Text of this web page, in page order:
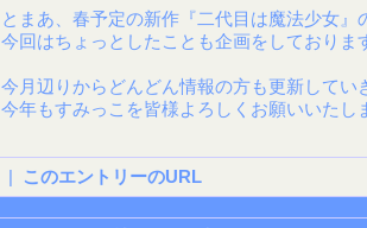
とまあ、春予定の新作『二代目は魔法少女』
今回はちょっとしたことも企画をしておりま
今月辺りからどんどん情報の方も更新してい
今年もすみっこを皆様よろしくお願いいたし
| このエントリーのURL